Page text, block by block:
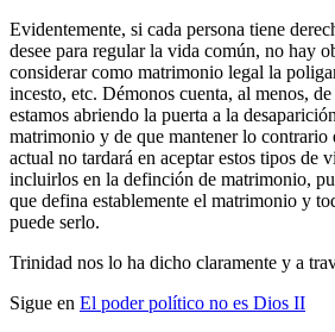
Evidentemente, si cada persona tiene
desee para regular la vida común, no hay
considerar como matrimonio legal la
incesto, etc. Démonos cuenta, al menos,
estamos abriendo la puerta a la
matrimonio y de que mantener lo contrario
actual no tardará en aceptar estos tipos de
incluirlos en la definción de matrimonio,
que defina establemente el matrimonio y
puede serlo.
Trinidad nos lo ha dicho claramente y a
Sigue en El poder político no es Dios II